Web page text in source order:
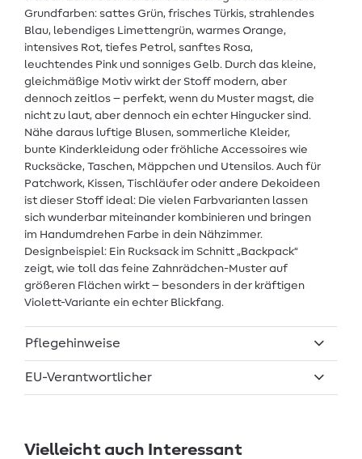
Grundfarben: sattes Grün, frisches Türkis, strahlendes
Blau, lebendiges Limettengrün, warmes Orange,
intensives Rot, tiefes Petrol, sanftes Rosa,
leuchtendes Pink und sonniges Gelb. Durch das kleine,
gleichmäßige Motiv wirkt der Stoff modern, aber
dennoch zeitlos – perfekt, wenn du Muster magst, die
nicht zu laut, aber dennoch ein echter Hingucker sind.
Nähe daraus luftige Blusen, sommerliche Kleider,
bunte Kinderkleidung oder fröhliche Accessoires wie
Rucksäcke, Taschen, Mäppchen und Utensilos. Auch für
Patchwork, Kissen, Tischläufer oder andere Dekoideen
ist dieser Stoff ideal: Die vielen Farbvarianten lassen
sich wunderbar miteinander kombinieren und bringen
im Handumdrehen Farbe in dein Nähzimmer.
Designbeispiel: Ein Rucksack im Schnitt „Backpack“
zeigt, wie toll das feine Zahnrädchen-Muster auf
größeren Flächen wirkt – besonders in der kräftigen
Violett-Variante ein echter Blickfang.
Pflegehinweise
EU-Verantwortlicher
Vielleicht auch Interessant